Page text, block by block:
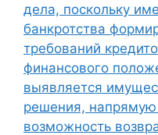
дела, поскольку
банкротства
требований
финансового
выявляется
решения,
возможность